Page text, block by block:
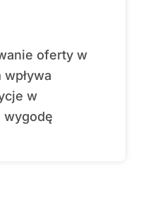
w
wygodę